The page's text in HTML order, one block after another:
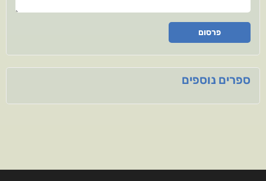
פרסום
ספרים נוספים